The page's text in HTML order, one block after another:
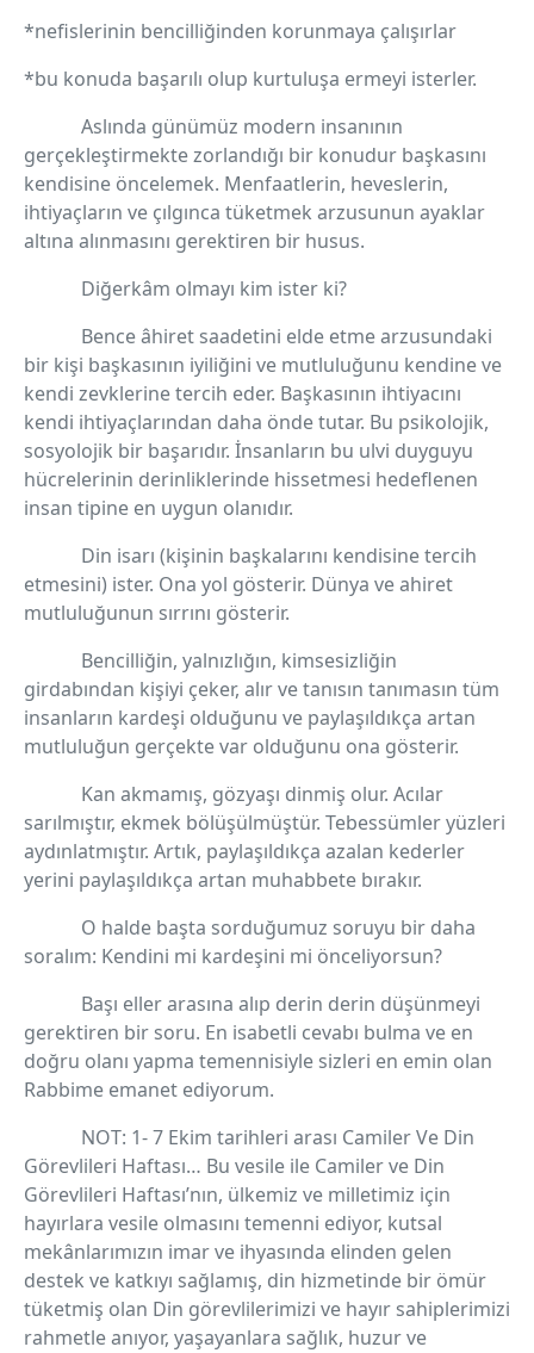
*nefislerinin bencilliğinden korunmaya çalışırlar
*bu konuda başarılı olup kurtuluşa ermeyi isterler.
Aslında günümüz modern insanının
gerçekleştirmekte zorlandığı bir konudur başkasını
kendisine öncelemek. Menfaatlerin, heveslerin,
ihtiyaçların ve çılgınca tüketmek arzusunun ayaklar
altına alınmasını gerektiren bir husus.
Diğerkâm olmayı kim ister ki?
Bence âhiret saadetini elde etme arzusundaki
bir kişi başkasının iyiliğini ve mutluluğunu kendine ve
kendi zevklerine tercih eder. Başkasının ihtiyacını
kendi ihtiyaçlarından daha önde tutar. Bu psikolojik,
sosyolojik bir başarıdır. İnsanların bu ulvi duyguyu
hücrelerinin derinliklerinde hissetmesi hedeflenen
insan tipine en uygun olanıdır.
Din isarı (kişinin başkalarını kendisine tercih
etmesini) ister. Ona yol gösterir. Dünya ve ahiret
mutluluğunun sırrını gösterir.
Bencilliğin, yalnızlığın, kimsesizliğin
girdabından kişiyi çeker, alır ve tanısın tanımasın tüm
insanların kardeşi olduğunu ve paylaşıldıkça artan
mutluluğun gerçekte var olduğunu ona gösterir.
Kan akmamış, gözyaşı dinmiş olur. Acılar
sarılmıştır, ekmek bölüşülmüştür. Tebessümler yüzleri
aydınlatmıştır. Artık, paylaşıldıkça azalan kederler
yerini paylaşıldıkça artan muhabbete bırakır.
O halde başta sorduğumuz soruyu bir daha
soralım: Kendini mi kardeşini mi önceliyorsun?
Başı eller arasına alıp derin derin düşünmeyi
gerektiren bir soru. En isabetli cevabı bulma ve en
doğru olanı yapma temennisiyle sizleri en emin olan
Rabbime emanet ediyorum.
NOT: 1- 7 Ekim tarihleri arası Camiler Ve Din
Görevlileri Haftası… Bu vesile ile Camiler ve Din
Görevlileri Haftası’nın, ülkemiz ve milletimiz için
hayırlara vesile olmasını temenni ediyor, kutsal
mekânlarımızın imar ve ihyasında elinden gelen
destek ve katkıyı sağlamış, din hizmetinde bir ömür
tüketmiş olan Din görevlilerimizi ve hayır sahiplerimizi
rahmetle anıyor, yaşayanlara sağlık, huzur ve